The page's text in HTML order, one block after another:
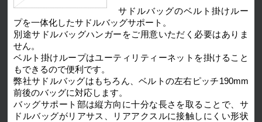
サドルバッグのベルト掛けルー
プを一体化したサドルバッグサポート。
別途サドルバッグハンガーをご用意いただく必要はありま
せん。
ベルト掛けループはユーティリティーネットを掛けること
もできるので便利です。
弊社サドルバッグはもちろん、ベルトの左右ピッチ190mm
前後のバッグに対応します。
バッグサポート部は縦方向に十分な長さを取ることで、サ
ドルバッグがリアサス、リアアクスルに接触しにくい形状